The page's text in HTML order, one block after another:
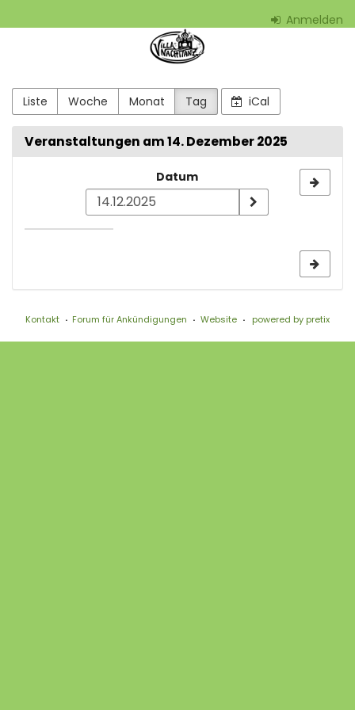
Haupt-
Anmelden
-
aktiön2001
e.V.
Liste Woche Monat Tag iCal
Veranstaltungen am 14. Dezember 2025
zur
Anzeige
Datum
Kontakt Forum für Ankündigungen Website powered by pretix